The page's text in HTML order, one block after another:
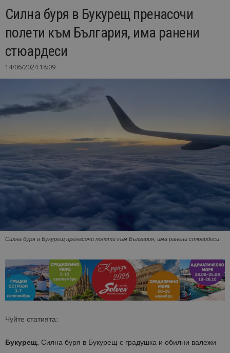
Силна буря в Букурещ пренасочи
полети към България, има ранени
стюардеси
14/06/2024 18:09
Силна буря в Букурещ пренасочи полети към България, има ранени стюардеси
Чуйте статията:
Букурещ. Силна буря в Букурещ с градушка и обилни валежи